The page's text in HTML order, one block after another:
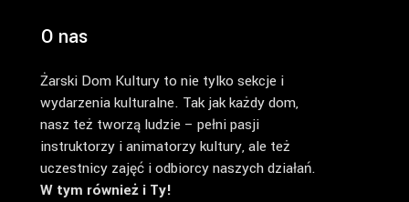
O nas
Żarski Dom Kultury to nie tylko sekcje i
wydarzenia kulturalne. Tak jak każdy dom,
nasz też tworzą ludzie – pełni pasji
instruktorzy i animatorzy kultury, ale też
uczestnicy zajęć i odbiorcy naszych działań.
W tym również i Ty!